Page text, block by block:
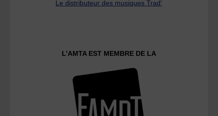
Le distributeur des musiques Trad'
L’AMTA EST MEMBRE DE LA